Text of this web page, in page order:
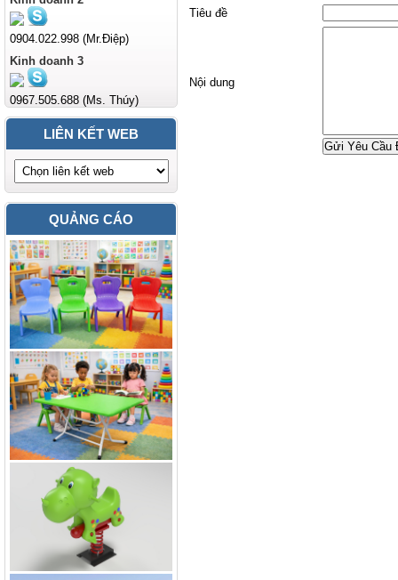
0904.022.998 (Mr.Điệp)
Kinh doanh 3
0967.505.688 (Ms. Thúy)
LIÊN KẾT WEB
QUẢNG CÁO
Tiêu đề
Nội dung
Gửi Yêu Cầu